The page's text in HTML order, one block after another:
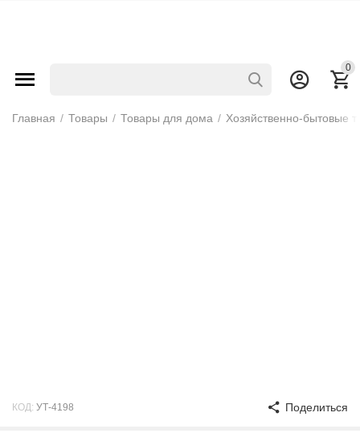
0
Главная / Товары / Товары для дома / Хозяйственно-бытовые
КОД: УТ-4198 Поделиться